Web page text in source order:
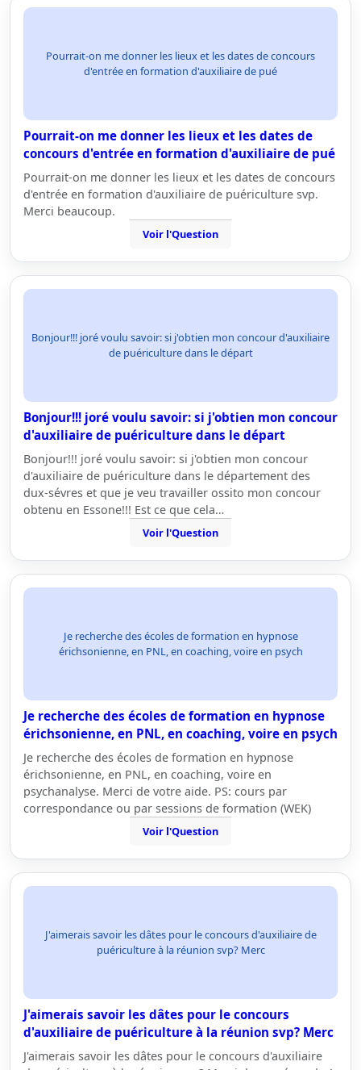
Pourrait-on me donner les lieux et les dates de concours
d'entrée en formation d'auxiliaire de pué
Pourrait-on me donner les lieux et les dates de
concours d'entrée en formation d'auxiliaire de pué
Pourrait-on me donner les lieux et les dates de concours
d'entrée en formation d'auxiliaire de puériculture svp.
Merci beaucoup.
Voir l'Question
Bonjour!!! joré voulu savoir: si j'obtien mon concour d'auxiliaire
de puériculture dans le départ
Bonjour!!! joré voulu savoir: si j'obtien mon concour
d'auxiliaire de puériculture dans le départ
Bonjour!!! joré voulu savoir: si j'obtien mon concour
d'auxiliaire de puériculture dans le département des
dux-sévres et que je veu travailler ossito mon concour
obtenu en Essone!!! Est ce que cela…
Voir l'Question
Je recherche des écoles de formation en hypnose
érichsonienne, en PNL, en coaching, voire en psych
Je recherche des écoles de formation en hypnose
érichsonienne, en PNL, en coaching, voire en psych
Je recherche des écoles de formation en hypnose
érichsonienne, en PNL, en coaching, voire en
psychanalyse. Merci de votre aide. PS: cours par
correspondance ou par sessions de formation (WEK)
Voir l'Question
J'aimerais savoir les dâtes pour le concours d'auxiliaire de
puériculture à la réunion svp? Merc
J'aimerais savoir les dâtes pour le concours
d'auxiliaire de puériculture à la réunion svp? Merc
J'aimerais savoir les dâtes pour le concours d'auxiliaire